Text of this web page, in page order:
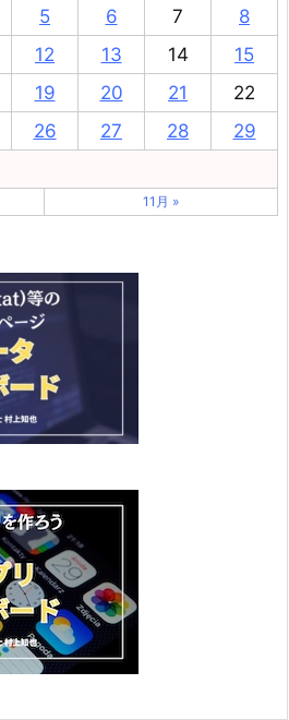
5 6 7
8
12 13 14
15
19 20 21
22
26 27 28
29
11月 »